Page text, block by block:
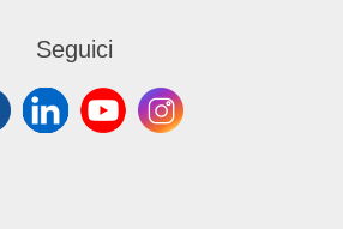
Seguici